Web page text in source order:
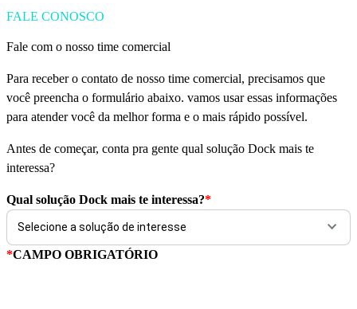
FALE CONOSCO
Fale com o nosso time comercial
Para receber o contato de nosso time comercial, precisamos que
você preencha o formulário abaixo. vamos usar essas informações
para atender você da melhor forma e o mais rápido possível.
Antes de começar, conta pra gente qual solução Dock mais te
interessa?
Qual solução Dock mais te interessa?*
*CAMPO OBRIGATÓRIO